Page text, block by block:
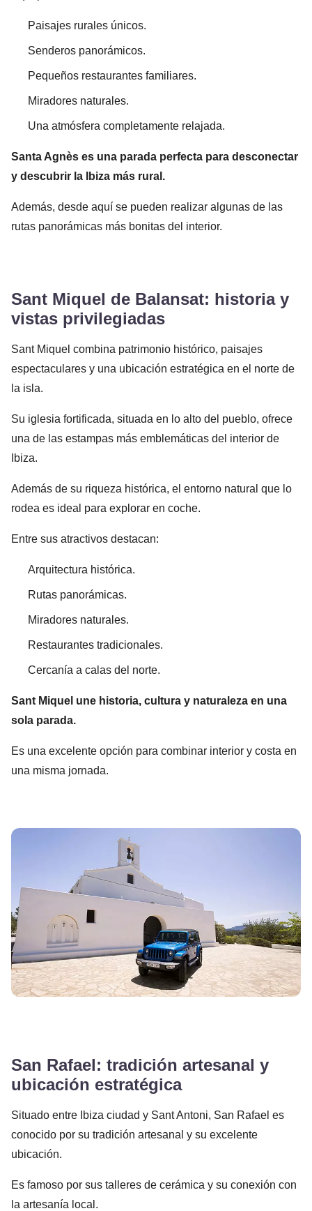
Paisajes rurales únicos.
Senderos panorámicos.
Pequeños restaurantes familiares.
Miradores naturales.
Una atmósfera completamente relajada.
Santa Agnès es una parada perfecta para desconectar
y descubrir la Ibiza más rural.
Además, desde aquí se pueden realizar algunas de las
rutas panorámicas más bonitas del interior.
Sant Miquel de Balansat: historia y
vistas privilegiadas
Sant Miquel combina patrimonio histórico, paisajes
espectaculares y una ubicación estratégica en el norte de
la isla.
Su iglesia fortificada, situada en lo alto del pueblo, ofrece
una de las estampas más emblemáticas del interior de
Ibiza.
Además de su riqueza histórica, el entorno natural que lo
rodea es ideal para explorar en coche.
Entre sus atractivos destacan:
Arquitectura histórica.
Rutas panorámicas.
Miradores naturales.
Restaurantes tradicionales.
Cercanía a calas del norte.
Sant Miquel une historia, cultura y naturaleza en una
sola parada.
Es una excelente opción para combinar interior y costa en
una misma jornada.
San Rafael: tradición artesanal y
ubicación estratégica
Situado entre Ibiza ciudad y Sant Antoni, San Rafael es
conocido por su tradición artesanal y su excelente
ubicación.
Es famoso por sus talleres de cerámica y su conexión con
la artesanía local.